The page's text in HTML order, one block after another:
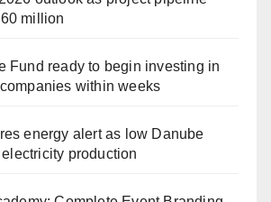
million
Fund ready to begin investing in
within weeks
energy alert as low Danube
production